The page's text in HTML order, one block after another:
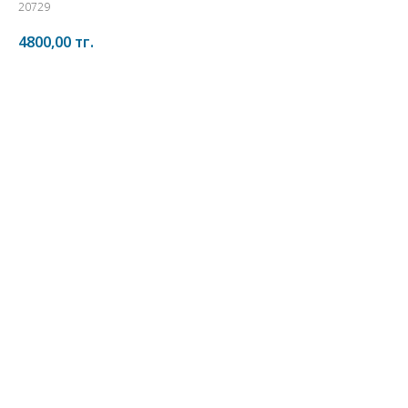
20729
4800,00 тг.